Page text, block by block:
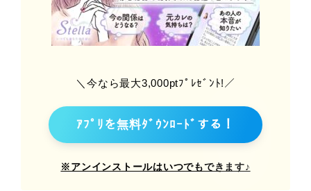
＼今なら最大3,000ptﾌﾟﾚｾﾞﾝﾄ!／
ｱﾌﾟﾘを無料ﾀﾞｳﾝﾛｰﾄﾞする！
※アンインストールはいつでもできます♪